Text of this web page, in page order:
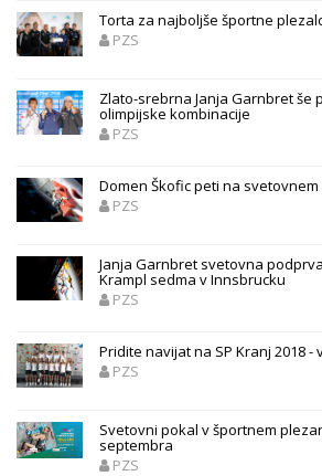
Torta za najboljše športne
PZS
Zlato-srebrna Janja Garnbret še
olimpijske kombinacije
PZS
Domen Škofic peti na
PZS
Janja Garnbret svetovna
Krampl sedma v Innsbrucku
PZS
Pridite navijat na SP Kranj 2018
PZS
Svetovni pokal v športnem
septembra
PZS